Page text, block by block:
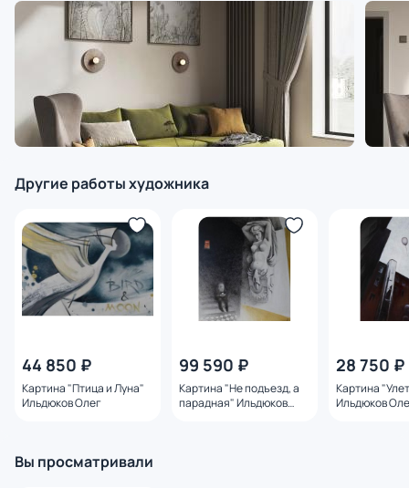
Другие работы художника
44 850 ₽
Картина "Птица и Луна"
Ильдюков Олег
99 590 ₽
Картина "Не подъезд, а
парадная" Ильдюков
28 750 ₽
Картина
Ильдюков
Вы просматривали